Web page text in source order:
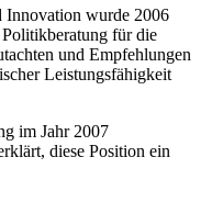
Innovation wurde 2006
für die
und Empfehlungen
Leistungsfähigkeit
im Jahr 2007
diese Position ein